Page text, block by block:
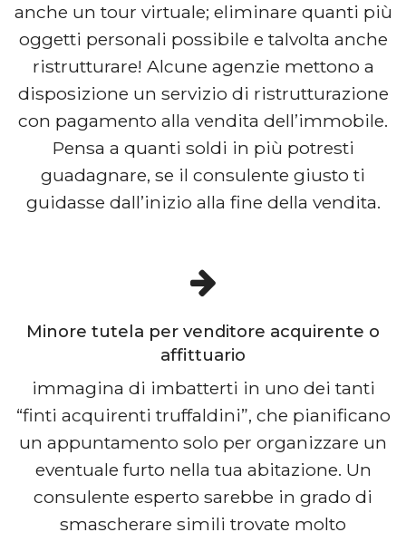
anche un tour virtuale; eliminare quanti più
oggetti personali possibile e talvolta anche
ristrutturare! Alcune agenzie mettono a
disposizione un servizio di ristrutturazione
con pagamento alla vendita dell’immobile.
Pensa a quanti soldi in più potresti
guadagnare, se il consulente giusto ti
guidasse dall’inizio alla fine della vendita.
Minore tutela per venditore acquirente o
affittuario
immagina di imbatterti in uno dei tanti
“finti acquirenti truffaldini”, che pianificano
un appuntamento solo per organizzare un
eventuale furto nella tua abitazione. Un
consulente esperto sarebbe in grado di
smascherare simili trovate molto